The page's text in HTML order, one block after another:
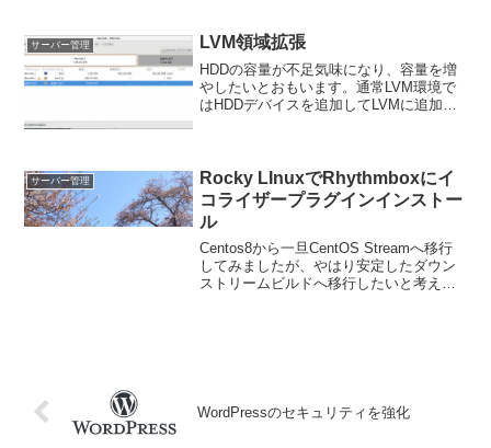
ルーターやモデムの電源を切ったため IP
アドレ...
サーバー管理 LVM領域拡張
HDDの容量が不足気味になり、容量を増
やしたいとおもいます。通常LVM環境で
はHDDデバイスを追加してLVMに追加で
た。1、...
サーバー管理
Rocky LInuxでRhythmboxにイ
コライザープラグインインストー
ル
Centos8から一旦CentOS Streamへ移行
してみましたが、やはり安定したダウン
ストリームビルドへ移行したいと考えて
WordPressのセキュリティを強化